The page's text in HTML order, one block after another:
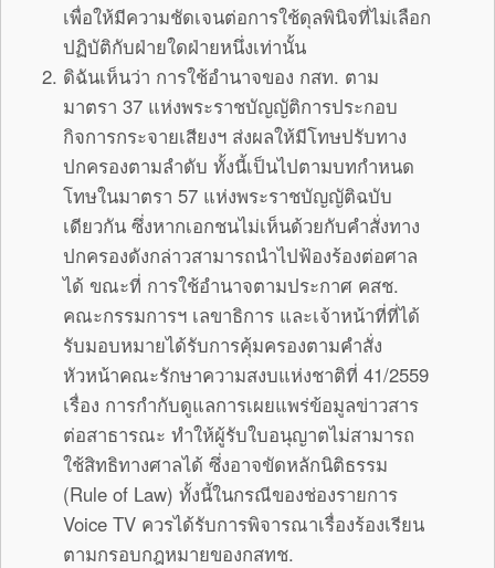
เพื่อให้มีความชัดเจนต่อการใช้ดุลพินิจที่ไม่เลือก
ปฏิบัติกับฝ่ายใดฝ่ายหนึ่งเท่านั้น
ดิฉันเห็นว่า การใช้อำนาจของ กสท. ตาม
มาตรา 37 แห่งพระราชบัญญัติการประกอบ
กิจการกระจายเสียงฯ ส่งผลให้มีโทษปรับทาง
ปกครองตามลำดับ ทั้งนี้เป็นไปตามบทกำหนด
โทษในมาตรา 57 แห่งพระราชบัญญัติฉบับ
เดียวกัน ซึ่งหากเอกชนไม่เห็นด้วยกับคำสั่งทาง
ปกครองดังกล่าวสามารถนำไปฟ้องร้องต่อศาล
ได้ ขณะที่ การใช้อำนาจตามประกาศ คสช.
คณะกรรมการฯ เลขาธิการ และเจ้าหน้าที่ที่ได้
รับมอบหมายได้รับการคุ้มครองตามคำสั่ง
หัวหน้าคณะรักษาความสงบแห่งชาติที่ 41/2559
เรื่อง การกำกับดูแลการเผยแพร่ข้อมูลข่าวสาร
ต่อสาธารณะ ทำให้ผู้รับใบอนุญาตไม่สามารถ
ใช้สิทธิทางศาลได้ ซึ่งอาจขัดหลักนิติธรรม
(Rule of Law) ทั้งนี้ในกรณีของช่องรายการ
Voice TV ควรได้รับการพิจารณาเรื่องร้องเรียน
ตามกรอบกฎหมายของกสทช.